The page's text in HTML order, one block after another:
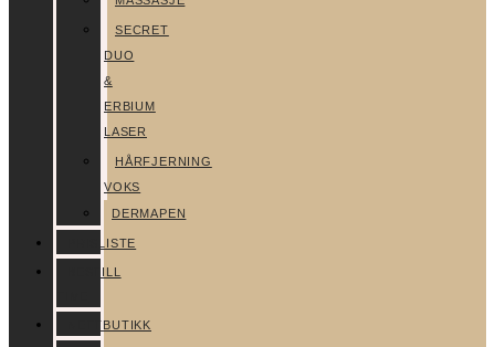
SECRET
DUO
&
ERBIUM
LASER
HÅRFJERNING
VOKS
DERMAPEN
PRISLISTE
BESTILL
NETTBUTIKK